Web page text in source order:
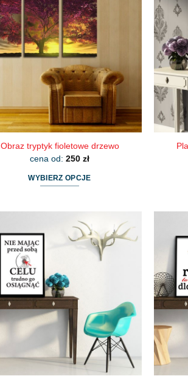
wariantów.
Opcje
można
wybrać
na
stronie
produktu
Obraz tryptyk fioletowe drzewo
cena od: 250 zł
WYBIERZ OPCJE
wiele
wariantów.
można
wybrać
stronie
produktu